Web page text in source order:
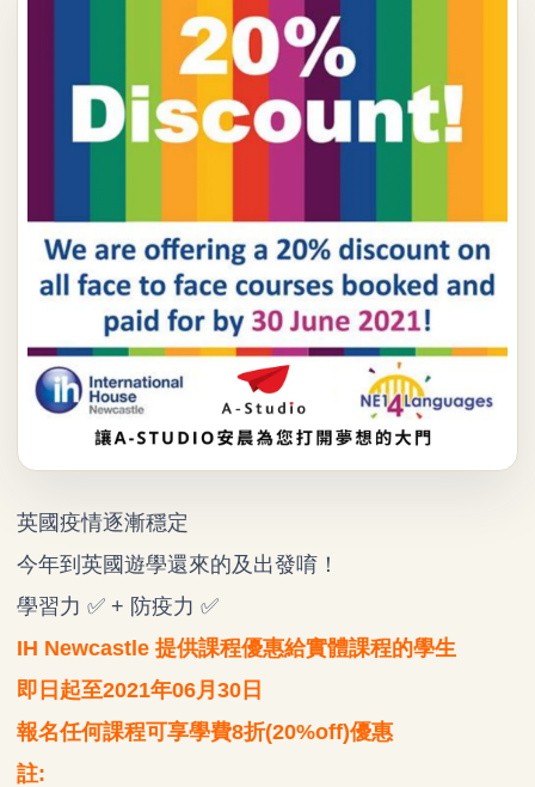
英國疫情逐漸穩定
今年到英國遊學還來的及出發唷！
學習力 ✅ + 防疫力 ✅
IH Newcastle 提供課程優惠給實體課程的學生
即日起至2021年06月30日
報名任何課程可享學費8折(20%off)優惠
註: